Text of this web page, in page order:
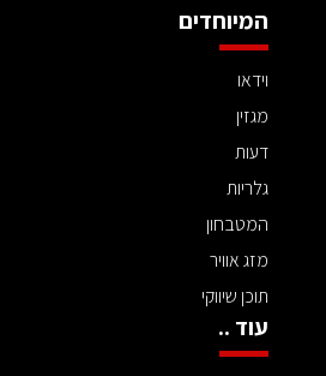
המיוחדים
וידאו
מגזין
דעות
גלריות
המטבחון
מזג אוויר
תוכן שיווקי
עוד ..